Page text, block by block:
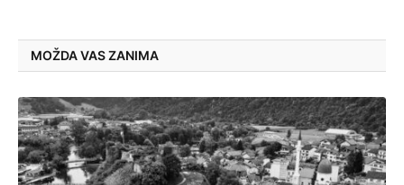
MOŽDA VAS ZANIMA